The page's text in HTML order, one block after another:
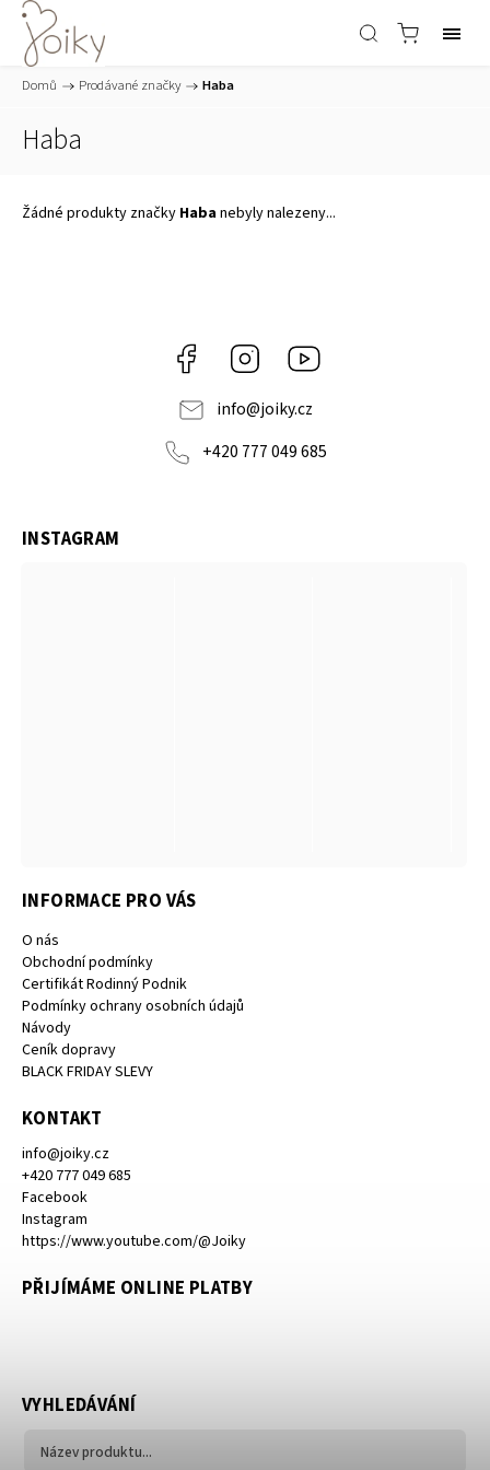
Domů / Prodávané značky / Haba
Haba
Žádné produkty značky Habanebyly nalezeny...
Facebook Instagram
info@joiky.cz
+420 777 049 685
INFORMACE PRO VÁS
O nás
Obchodní podmínky
Certifikát Rodinný Podnik
Podmínky ochrany osobních údajů
Návody
Ceník dopravy
BLACK FRIDAY SLEVY
KONTAKT
info@joiky.cz
+420 777 049 685
Facebook
Instagram
https://www.youtube.com/@Joiky
PŘIJÍMÁME ONLINE PLATBY
INSTAGRAM
VYHLEDÁVÁNÍ